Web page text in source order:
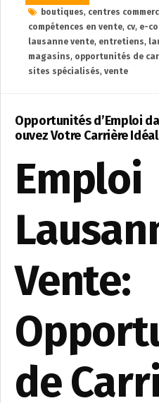
boutiques, centres
compétences en vente, cv, e-
lausanne vente, entretiens,
magasins, opportunités de
sites spécialisés, vente
Opportunités d’Emploi
ouvez Votre Carrière
Emploi
Vente:
de